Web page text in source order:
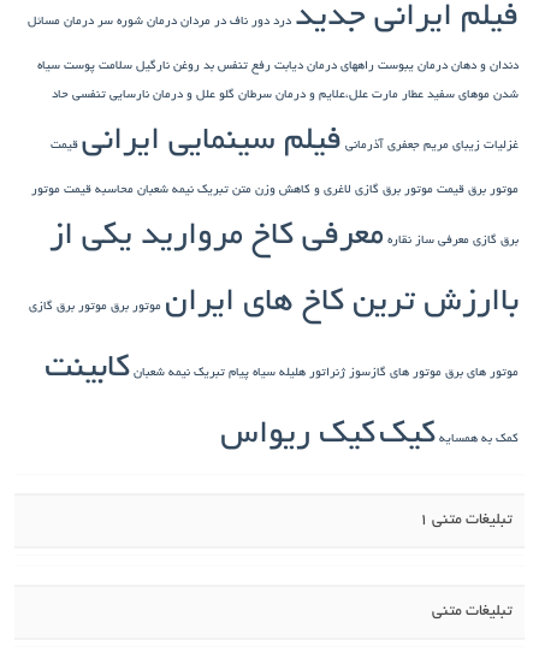
جدید درد دور ناف در مردان درمان شوره سر درمان مسائل
یبوست راههای درمان دیابت رفع تنفس بد روغن نارگیل سلامت پوست سیاه
عطار مارت علل،علایم و درمان سرطان گلو علل و درمان نارسایی تنفسی حاد
جعفری آذرمانی فیلم سینمایی ایرانی قیمت
موتور برق گازی لاغری و کاهش وزن متن تبریک نیمه شعبان محاسبه قیمت موتور
ساز نقاره معرفی کاخ مروارید یکی از
ترین کاخ های ایران موتور برق موتور برق گازی
موتور های گازسوز ژنراتور هلیله سیاه پیام تبریک نیمه شعبان کابینت
کیککیک ریواس